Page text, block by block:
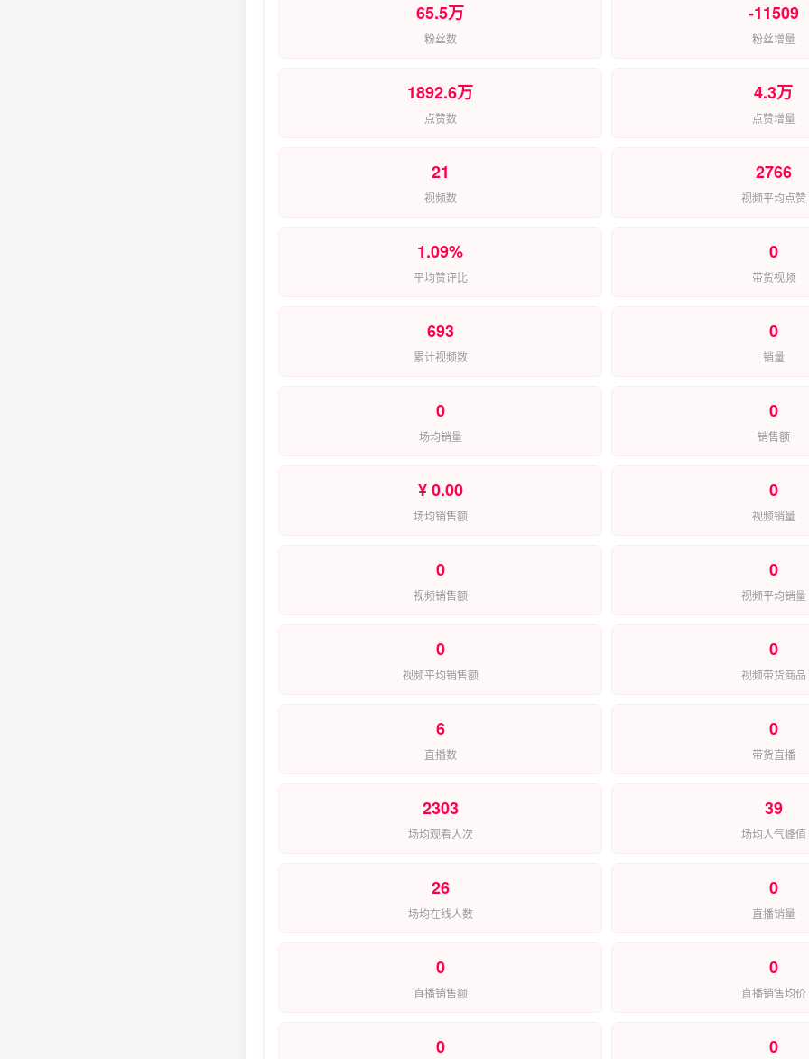
65.5万
粉丝数
-11509
粉丝增量
1892.6万
点赞数
4.3万
点赞增量
21
视频数
2766
视频平均点赞
1.09%
平均赞评比
0
带货视频
693
累计视频数
0
销量
0
场均销量
0
销售额
¥ 0.00
场均销售额
0
视频销量
0
视频销售额
0
视频平均销量
0
视频平均销售额
0
视频带货商品
6
直播数
0
带货直播
2303
场均观看人次
39
场均人气峰值
26
场均在线人数
0
直播销量
0
直播销售额
0
直播销售均价
0 0